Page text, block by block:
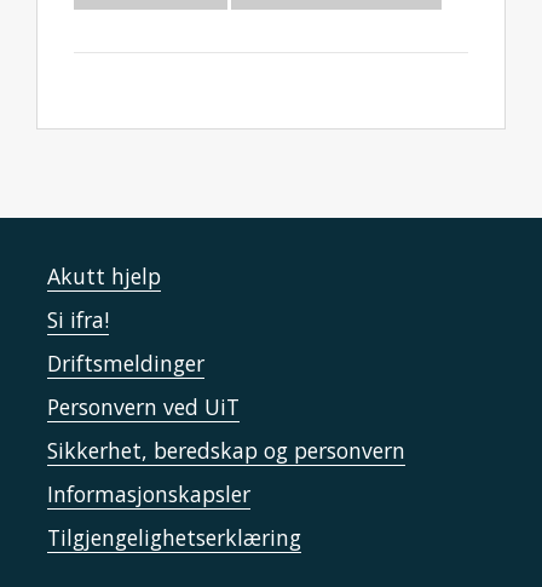
Akutt hjelp
Si ifra!
Driftsmeldinger
Personvern ved UiT
Sikkerhet, beredskap og personvern
Informasjonskapsler
Tilgjengelighetserklæring